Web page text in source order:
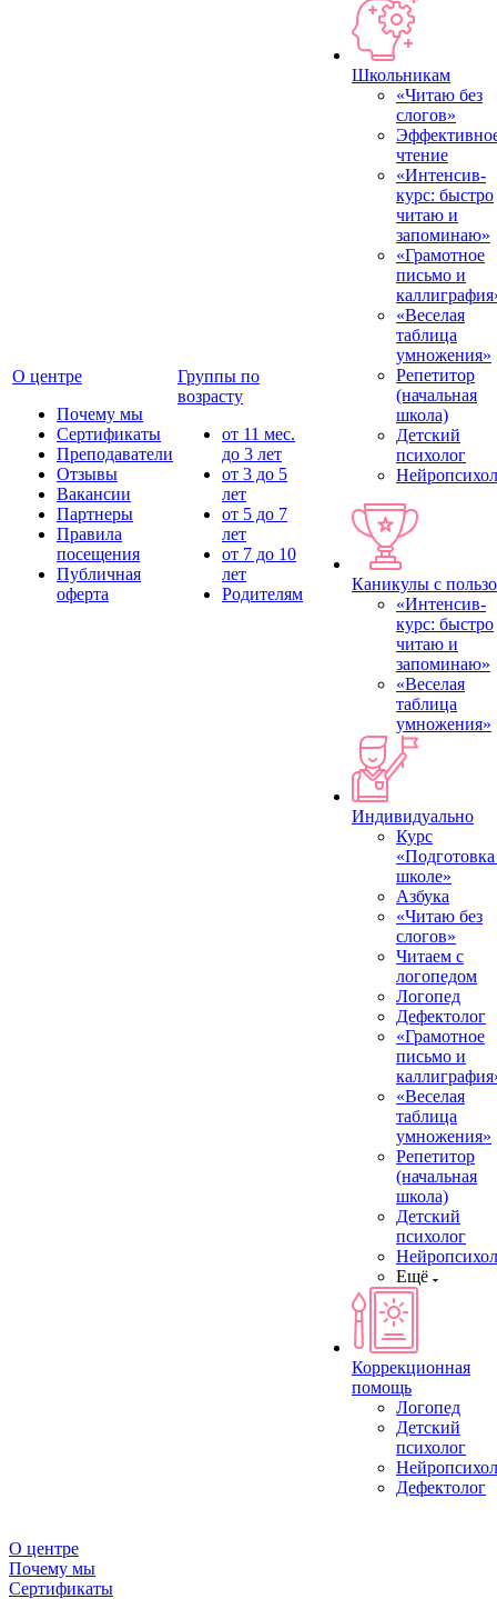
О центре
Почему мы
Сертификаты
Преподаватели
Отзывы
Вакансии
Партнеры
Правила
посещения
Публичная
оферта
Группы по
возрасту
от 11 мес.
до 3 лет
от 3 до 5
лет
от 5 до 7
лет
от 7 до 10
лет
Родителям
Школьникам
«Читаю без
слогов»
чтение
«Интенсив-
курс: быстро
читаю и
запоминаю»
«Грамотное
письмо и
«Веселая
таблица
умножения»
Репетитор
(начальная
школа)
Детский
психолог
Каникулы с
«Интенсив-
курс: быстро
читаю и
запоминаю»
«Веселая
таблица
умножения»
Индивидуально
Курс
школе»
Азбука
«Читаю без
слогов»
Читаем с
логопедом
Логопед
Дефектолог
«Грамотное
письмо и
«Веселая
таблица
умножения»
Репетитор
(начальная
школа)
Детский
психолог
Ещё
Коррекционная
помощь
Логопед
Детский
психолог
Дефектолог
О центре
Почему мы
Сертификаты